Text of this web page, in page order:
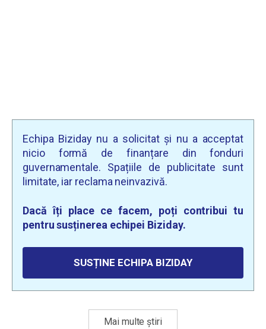
Echipa Biziday nu a solicitat și nu a acceptat
nicio formă de finanțare din fonduri
guvernamentale. Spațiile de publicitate sunt
limitate, iar reclama neinvazivă.
Dacă îți place ce facem, poți contribui tu
pentru susținerea echipei Biziday.
SUSȚINE ECHIPA BIZIDAY
Mai multe știri